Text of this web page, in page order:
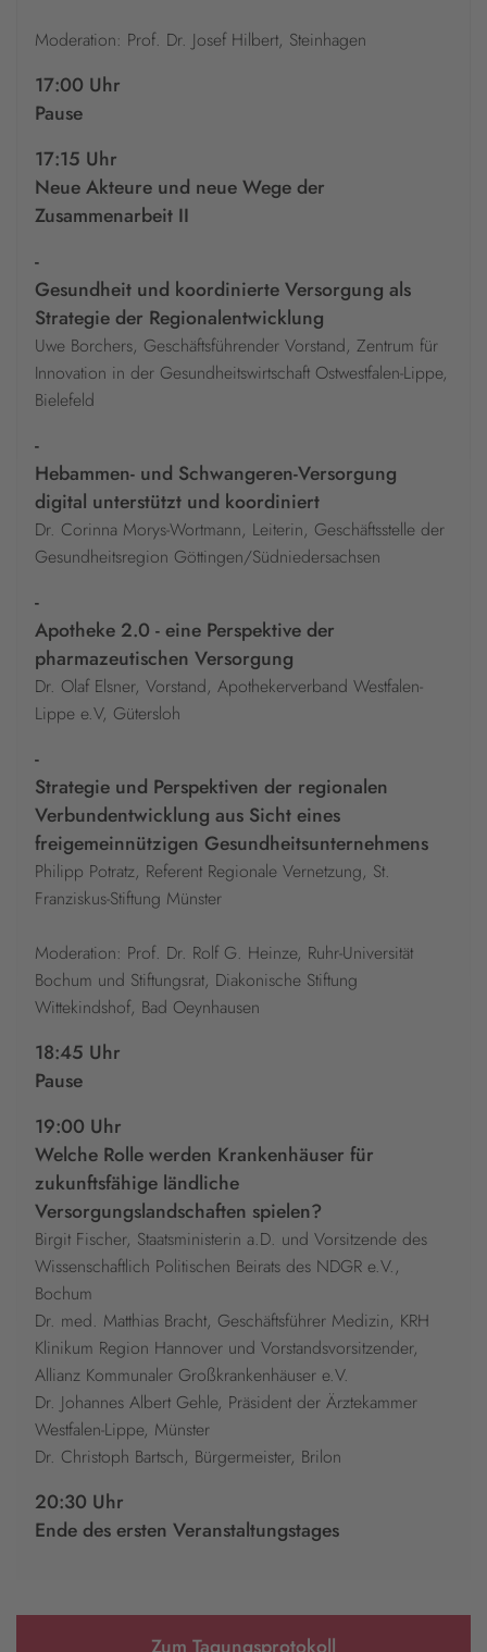
Moderation: Prof. Dr. Josef Hilbert, Steinhagen
17:00 Uhr
Pause
17:15 Uhr
Neue Akteure und neue Wege der
Zusammenarbeit II
-
Gesundheit und koordinierte Versorgung als
Strategie der Regionalentwicklung
Uwe Borchers, Geschäftsführender Vorstand, Zentrum für
Innovation in der Gesundheitswirtschaft Ostwestfalen-Lippe,
Bielefeld
-
Hebammen- und Schwangeren-Versorgung
digital unterstützt und koordiniert
Dr. Corinna Morys-Wortmann, Leiterin, Geschäftsstelle der
Gesundheitsregion Göttingen/Südniedersachsen
-
Apotheke 2.0 - eine Perspektive der
pharmazeutischen Versorgung
Dr. Olaf Elsner, Vorstand, Apothekerverband Westfalen-
Lippe e.V, Gütersloh
-
Strategie und Perspektiven der regionalen
Verbundentwicklung aus Sicht eines
freigemeinnützigen Gesundheitsunternehmens
Philipp Potratz, Referent Regionale Vernetzung, St.
Franziskus-Stiftung Münster
Moderation: Prof. Dr. Rolf G. Heinze, Ruhr-Universität
Bochum und Stiftungsrat, Diakonische Stiftung
Wittekindshof, Bad Oeynhausen
18:45 Uhr
Pause
19:00 Uhr
Welche Rolle werden Krankenhäuser für
zukunftsfähige ländliche
Versorgungslandschaften spielen?
Birgit Fischer, Staatsministerin a.D. und Vorsitzende des
Wissenschaftlich Politischen Beirats des NDGR e.V.,
Bochum
Dr. med. Matthias Bracht, Geschäftsführer Medizin, KRH
Klinikum Region Hannover und Vorstandsvorsitzender,
Allianz Kommunaler Großkrankenhäuser e.V.
Dr. Johannes Albert Gehle, Präsident der Ärztekammer
Westfalen-Lippe, Münster
Dr. Christoph Bartsch, Bürgermeister, Brilon
20:30 Uhr
Ende des ersten Veranstaltungstages